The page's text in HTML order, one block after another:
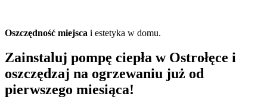
Oszczędność miejsca i estetyka w domu.
Zainstaluj pompę ciepła w Ostrołęce i
oszczędzaj na ogrzewaniu już od
pierwszego miesiąca!